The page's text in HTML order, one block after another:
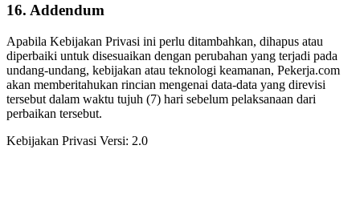
16. Addendum
Apabila Kebijakan Privasi ini perlu ditambahkan, dihapus atau
diperbaiki untuk disesuaikan dengan perubahan yang terjadi pada
undang-undang, kebijakan atau teknologi keamanan, Pekerja.com
akan memberitahukan rincian mengenai data-data yang direvisi
tersebut dalam waktu tujuh (7) hari sebelum pelaksanaan dari
perbaikan tersebut.
Kebijakan Privasi Versi: 2.0